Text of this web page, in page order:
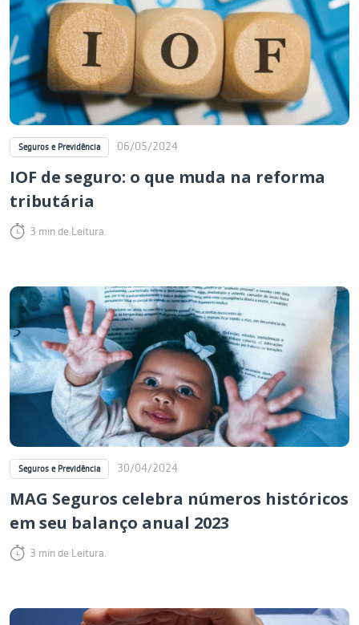
Seguros e Previdência 06/05/2024
IOF de seguro: o que muda na reforma
tributária
3 min de Leitura.
Seguros e Previdência 30/04/2024
MAG Seguros celebra números históricos
em seu balanço anual 2023
3 min de Leitura.